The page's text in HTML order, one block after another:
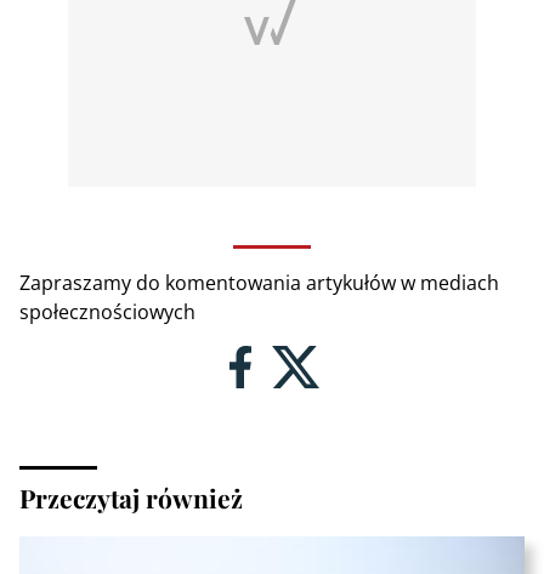
Zapraszamy do komentowania artykułów w mediach
społecznościowych
Przeczytaj również